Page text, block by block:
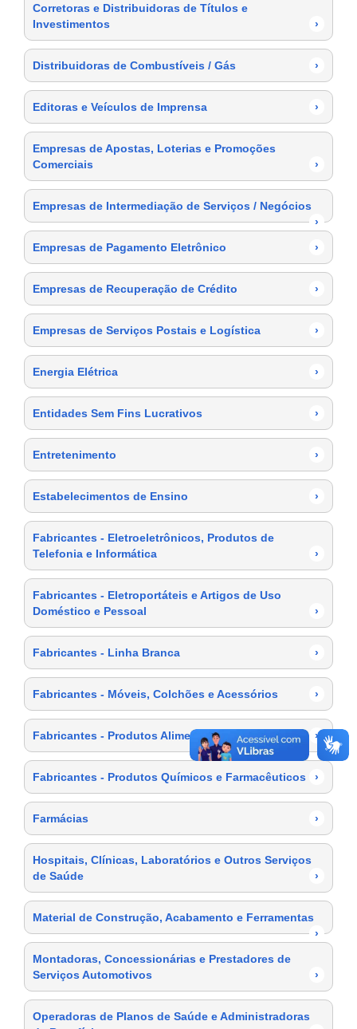
Corretoras e Distribuidoras de Títulos e
Investimentos
›
Distribuidoras de Combustíveis / Gás ›
Editoras e Veículos de Imprensa ›
Empresas de Apostas, Loterias e Promoções
Comerciais
›
Empresas de Intermediação de Serviços / Negócios
›
Empresas de Pagamento Eletrônico
›
Empresas de Recuperação de Crédito ›
Empresas de Serviços Postais e Logística ›
Energia Elétrica ›
Entidades Sem Fins Lucrativos ›
Entretenimento ›
Estabelecimentos de Ensino ›
Fabricantes - Eletroeletrônicos, Produtos de
Telefonia e Informática
›
Fabricantes - Eletroportáteis e Artigos de Uso
Doméstico e Pessoal
›
Fabricantes - Linha Branca ›
Fabricantes - Móveis, Colchões e Acessórios ›
Fabricantes - Produtos Alimentícios ›
Fabricantes - Produtos Químicos e Farmacêuticos ›
Farmácias ›
Hospitais, Clínicas, Laboratórios e Outros Serviços
de Saúde
›
Material de Construção, Acabamento e Ferramentas
›
Montadoras, Concessionárias e Prestadores de
Serviços Automotivos
›
Operadoras de Planos de Saúde e Administradoras